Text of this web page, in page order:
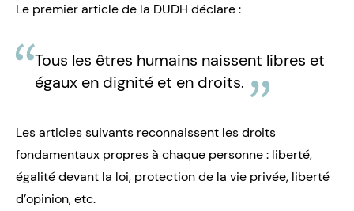
Le premier article de la DUDH déclare :
Tous les êtres humains naissent libres et
égaux en dignité et en droits.
Les articles suivants reconnaissent les droits
fondamentaux propres à chaque personne : liberté,
égalité devant la loi, protection de la vie privée, liberté
d’opinion, etc.